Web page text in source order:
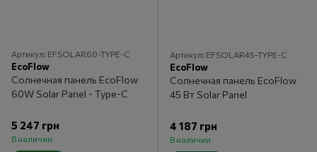
Артикул: EFSOLAR60-TYPE-C
EcoFlow
Солнечная панель EcoFlow
60W Solar Panel - Type-C
5 247 грн
В наличии
Артикул: EFSOLAR45-TYPE-C
EcoFlow
Солнечная панель EcoFlow
45 Вт Solar Panel
4 187 грн
В наличии